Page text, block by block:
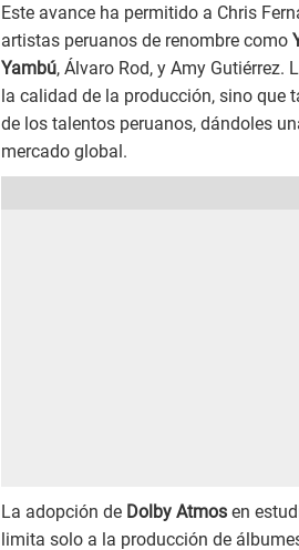
Este avance ha permitido a Chris
artistas peruanos de renombre como
Yambú, Álvaro Rod, y Amy
la calidad de la producción, sino
de los talentos peruanos, dándoles
mercado global.
La adopción de Dolby Atmos en
limita solo a la producción de